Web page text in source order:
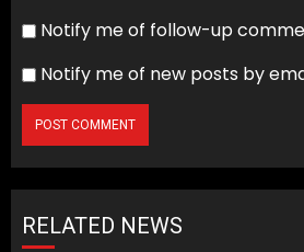
Notify me of follow-up
Notify me of new posts by
RELATED NEWS